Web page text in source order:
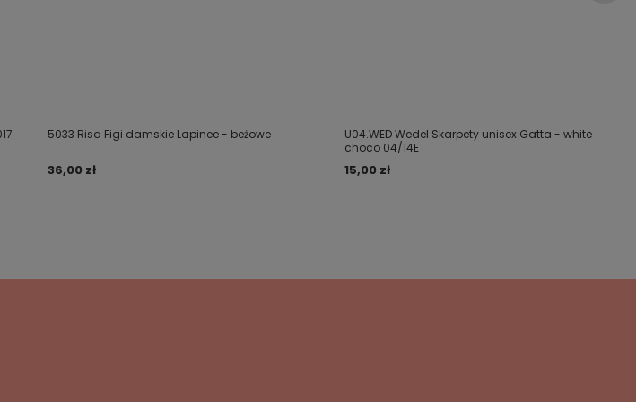
5033 Risa Figi damskie Lapinee - beżowe
36,00 zł
U04.WED Wedel Skarpety unisex Gatta - white
choco 04/14E
15,00 zł